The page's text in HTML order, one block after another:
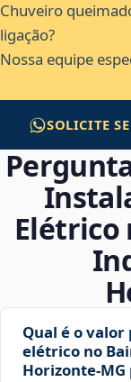
Chuveiro
ligação?
Nossa equipe
SOLICITE
Elétrico
Qual é o
elétrico no